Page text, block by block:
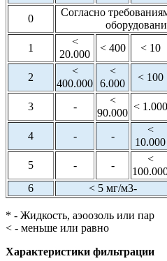
0
Согласно
1
<
20.000
< 400 < 10
2
<
400.000
<
6.000
< 100
3 -
<
90.000
< 1.000
4 - -
<
10.000
5 - -
<
6
< 5 мг/м3-
* - Жидкость, аэоозоль или пар
< - меньше или равно
Характеристики фильтрации